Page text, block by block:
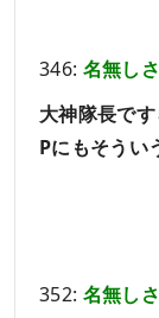
346: 名無し
大神隊長で
Pにもそうい
352: 名無し